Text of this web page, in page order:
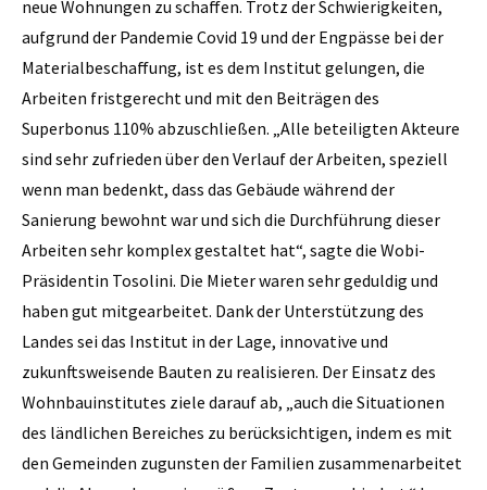
neue Wohnungen zu schaffen. Trotz der Schwierigkeiten,
aufgrund der Pandemie Covid 19 und der Engpässe bei der
Materialbeschaffung, ist es dem Institut gelungen, die
Arbeiten fristgerecht und mit den Beiträgen des
Superbonus 110% abzuschließen. „Alle beteiligten Akteure
sind sehr zufrieden über den Verlauf der Arbeiten, speziell
wenn man bedenkt, dass das Gebäude während der
Sanierung bewohnt war und sich die Durchführung dieser
Arbeiten sehr komplex gestaltet hat“, sagte die Wobi-
Präsidentin Tosolini. Die Mieter waren sehr geduldig und
haben gut mitgearbeitet. Dank der Unterstützung des
Landes sei das Institut in der Lage, innovative und
zukunftsweisende Bauten zu realisieren. Der Einsatz des
Wohnbauinstitutes ziele darauf ab, „auch die Situationen
des ländlichen Bereiches zu berücksichtigen, indem es mit
den Gemeinden zugunsten der Familien zusammenarbeitet